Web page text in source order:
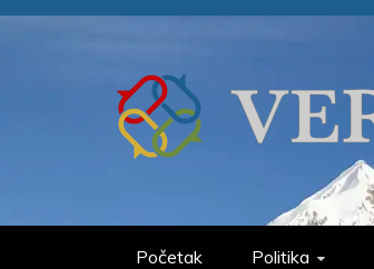
Skip
VERIGE
Početak Politika